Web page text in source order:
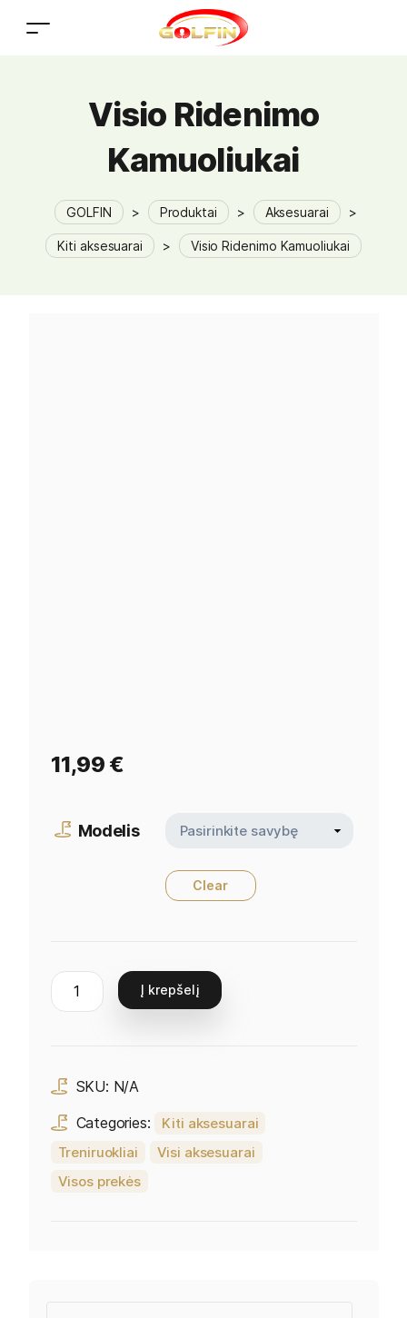
Visio Ridenimo
Kamuoliukai
GOLFIN > Produktai > Aksesuarai >
Kiti aksesuarai > Visio Ridenimo Kamuoliukai
11,99 €
Modelis
Clear
Į krepšelį
SKU: N/A
Categories:
Kiti aksesuarai
Treniruokliai
Visi aksesuarai
Visos prekės